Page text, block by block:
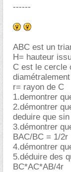
------
ABC est un
H= hauteur
C est le cercle
r= rayon de C
1.demontrer
2.démontrer
deduire que
3.démontrer
BAC/BC = 1/2r
4.démontrer
5.déduire des
BC*AC*AB/4r